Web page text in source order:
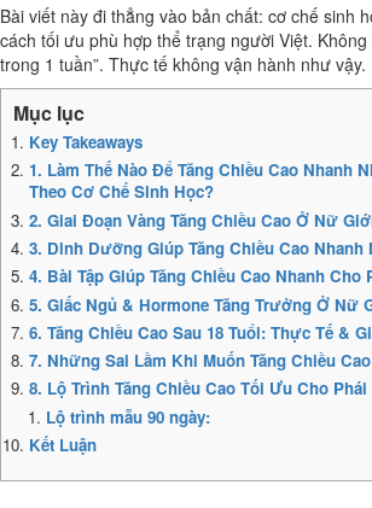
Bài viết này đi thẳng vào bản chất: cơ chế sinh
cách tối ưu phù hợp thể trạng người Việt.
trong 1 tuần”. Thực tế không vận hành như vậy.
Key Takeaways
1. Làm Thế Nào Để Tăng Chiều Cao Nhanh
Theo Cơ Chế Sinh Học?
2. Giai Đoạn Vàng Tăng Chiều Cao Ở Nữ
3. Dinh Dưỡng Giúp Tăng Chiều Cao Nhanh
4. Bài Tập Giúp Tăng Chiều Cao Nhanh Cho
5. Giấc Ngủ & Hormone Tăng Trưởng Ở Nữ
6. Tăng Chiều Cao Sau 18 Tuổi: Thực Tế &
7. Những Sai Lầm Khi Muốn Tăng Chiều
8. Lộ Trình Tăng Chiều Cao Tối Ưu Cho
Lộ trình mẫu 90 ngày:
Kết Luận